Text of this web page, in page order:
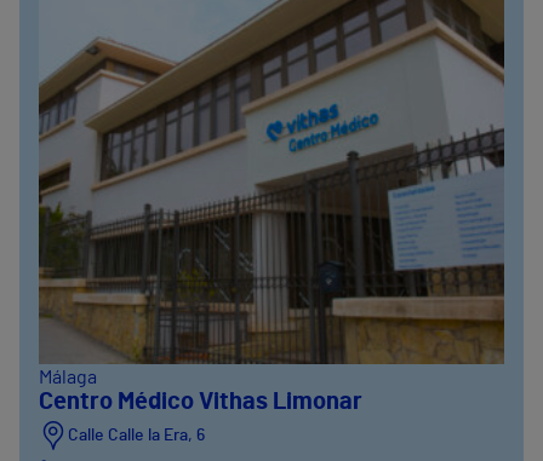
Málaga
Centro Médico Vithas Limonar
Calle Calle la Era, 6